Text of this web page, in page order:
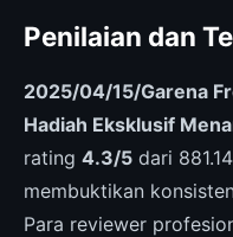
Penilaian dan
2025/04/15/Garena
Hadiah Eksklusif
rating 4.3/5 dari
membuktikan
Para reviewer